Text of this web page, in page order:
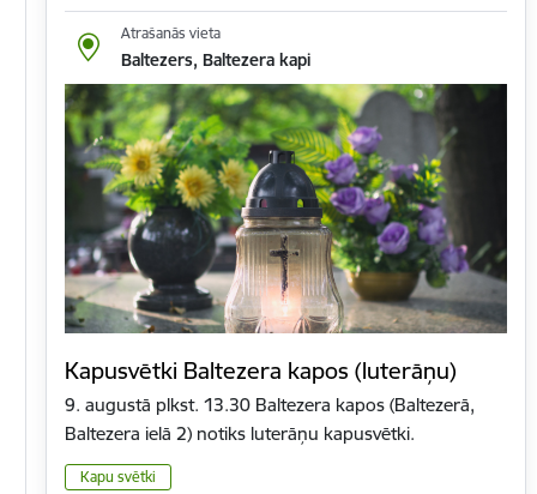
Atrašanās vieta
Baltezers, Baltezera kapi
Kapusvētki Baltezera kapos (luterāņu)
9. augustā plkst. 13.30 Baltezera kapos (Baltezerā,
Baltezera ielā 2) notiks luterāņu kapusvētki.
Kapu svētki